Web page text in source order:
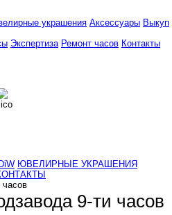
украшения Аксессуары Выкуп
Экспертиза Ремонт часов Контакты
ЮВЕЛИРНЫЕ УКРАШЕНИЯ
9-ти часов